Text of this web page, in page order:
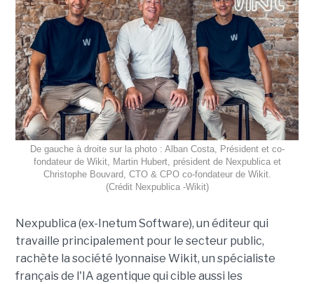
De gauche à droite sur la photo : Alban Costa, Président et co-
fondateur de Wikit, Martin Hubert, président de Nexpublica et
Christophe Bouvard, CTO & CPO co-fondateur de Wikit.
(Crédit Nexpublica -Wikit)
Nexpublica (ex-Inetum Software), un éditeur qui
travaille principalement pour le secteur public,
rachète la société lyonnaise Wikit, un spécialiste
français de l'IA agentique qui cible aussi les